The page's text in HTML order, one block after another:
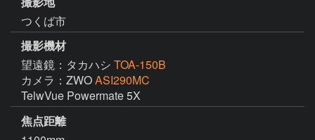
つくば市
撮影機材
望遠鏡：タカハシ TOA-150B
カメラ：ZWOASI290MC
TelwVue Powermate 5X
焦点距離